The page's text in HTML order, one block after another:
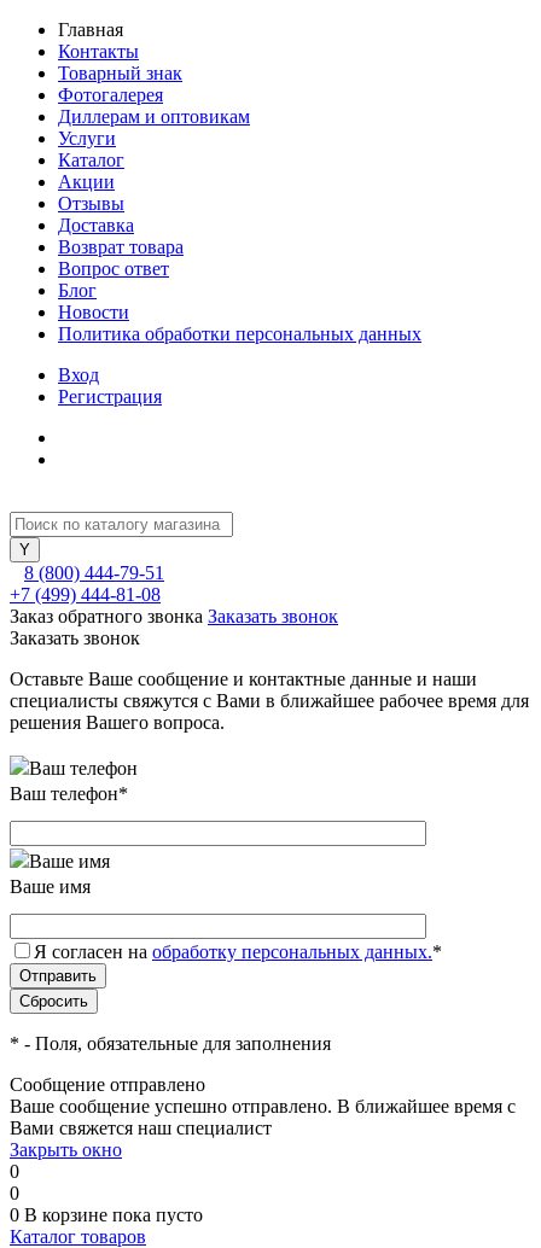
Главная
Контакты
Товарный знак
Фотогалерея
Диллерам и оптовикам
Услуги
Каталог
Акции
Отзывы
Доставка
Возврат товара
Вопрос ответ
Блог
Новости
Политика обработки персональных данных
Вход
Регистрация
8 (800) 444-79-51
+7 (499) 444-81-08
Заказ обратного звонка Заказать звонок
Заказать звонок
Оставьте Ваше сообщение и контактные данные и наши
специалисты свяжутся с Вами в ближайшее рабочее время для
решения Вашего вопроса.
Ваш телефон*
Ваше имя
Я согласен на обработку персональных данных.*
* - Поля, обязательные для заполнения
Сообщение отправлено
Ваше сообщение успешно отправлено. В ближайшее время с
Вами свяжется наш специалист
Закрыть окно
0
0
0 В корзине пока пусто
Каталог товаров